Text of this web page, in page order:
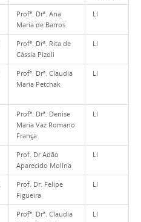
Profª. Drª. Ana
Maria de Barros
LI
Profª. Drª. Rita de
Cássia Pizoli
LI
Profª. Drª. Claudia
Maria Petchak
LI
Profª. Drª. Denise
Maria Vaz Romano
França
LI
Prof. Dr Adão
Aparecido Molina
LI
Prof. Dr. Felipe
Figueira
LI
Profª. Drª. Claudia
LI